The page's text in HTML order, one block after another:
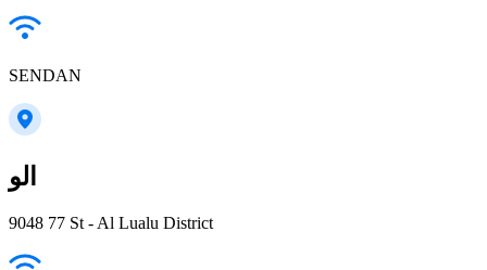
SENDAN
الو
9048 77 St - Al Lualu District